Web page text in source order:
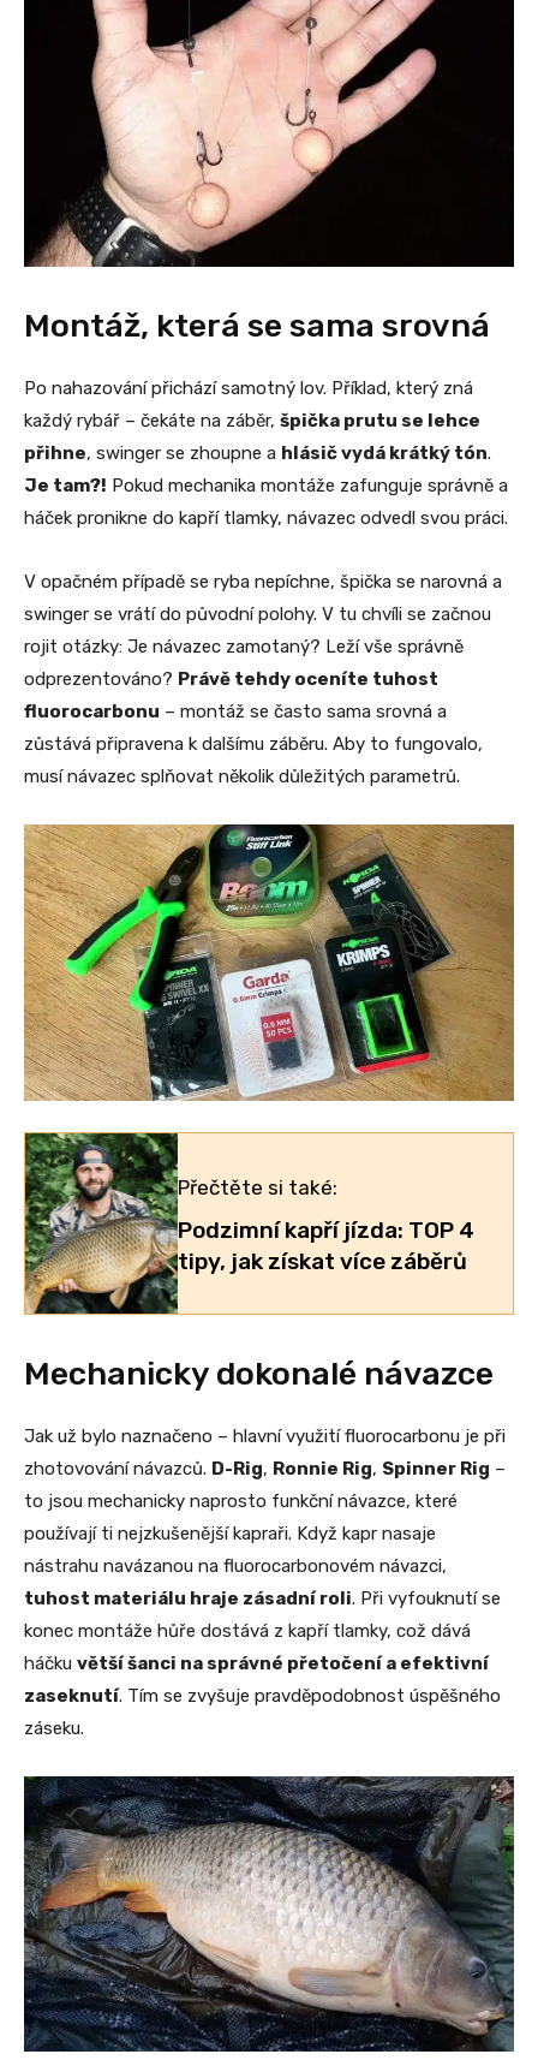
Montáž, která se sama srovná
Po nahazování přichází samotný lov. Příklad, který zná
každý rybář – čekáte na záběr, špička prutu se lehce
přihne, swinger se zhoupne a hlásič vydá krátký tón.
Je tam?! Pokud mechanika montáže zafunguje správně a
háček pronikne do kapří tlamky, návazec odvedl svou práci.
V opačném případě se ryba nepíchne, špička se narovná a
swinger se vrátí do původní polohy. V tu chvíli se začnou
rojit otázky: Je návazec zamotaný? Leží vše správně
odprezentováno? Právě tehdy oceníte tuhost
fluorocarbonu – montáž se často sama srovná a
zůstává připravena k dalšímu záběru. Aby to fungovalo,
musí návazec splňovat několik důležitých parametrů.
Přečtěte si také:
Podzimní kapří jízda: TOP 4
tipy, jak získat více záběrů
Mechanicky dokonalé návazce
Jak už bylo naznačeno – hlavní využití fluorocarbonu je při
zhotovování návazců. D-Rig, Ronnie Rig, Spinner Rig –
to jsou mechanicky naprosto funkční návazce, které
používají ti nejzkušenější kapraři. Když kapr nasaje
nástrahu navázanou na fluorocarbonovém návazci,
tuhost materiálu hraje zásadní roli. Při vyfouknutí se
konec montáže hůře dostává z kapří tlamky, což dává
háčku větší šanci na správné přetočení a efektivní
zaseknutí. Tím se zvyšuje pravděpodobnost úspěšného
záseku.